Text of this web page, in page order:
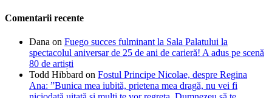
Comentarii recente
Dana on Fuego succes fulminant la Sala Palatului la
spectacolul aniversar de 25 de ani de carieră! A adus pe scenă
80 de artiști
Todd Hibbard on Fostul Principe Nicolae, despre Regina
Ana: ”Bunica mea iubită, prietena mea dragă, nu vei fi